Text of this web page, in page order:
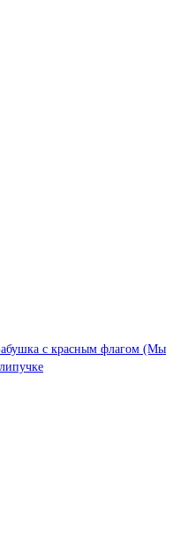
с красным флагом (Мы